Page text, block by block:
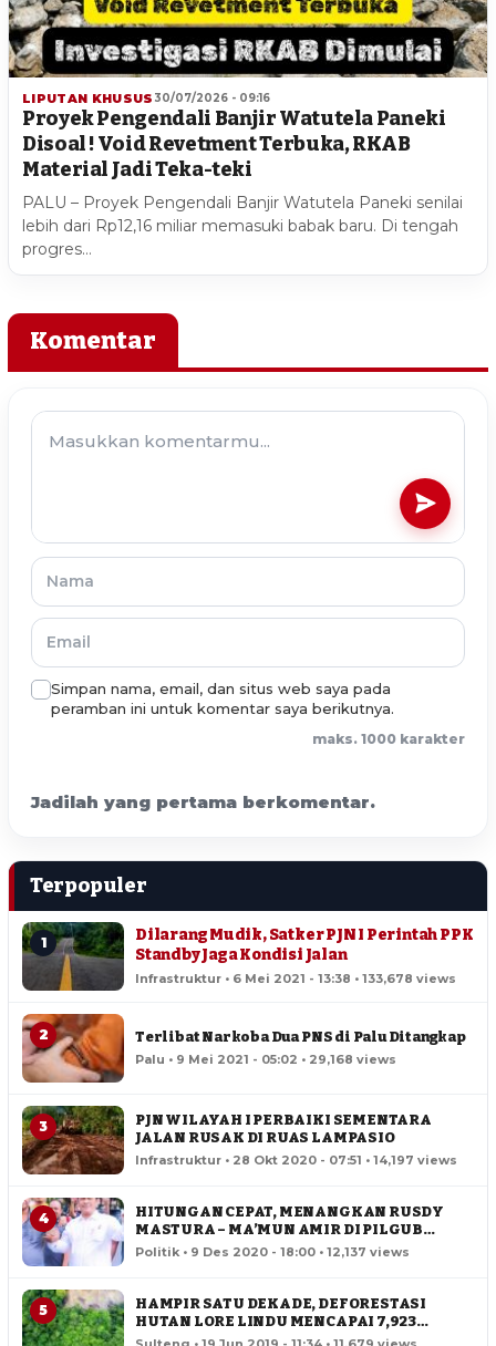
LIPUTAN KHUSUS 30/07/2026 - 09:16
Proyek Pengendali Banjir Watutela Paneki
Disoal ! Void Revetment Terbuka, RKAB
Material Jadi Teka-teki
PALU – Proyek Pengendali Banjir Watutela Paneki senilai
lebih dari Rp12,16 miliar memasuki babak baru. Di tengah
progres…
Komentar
Simpan nama, email, dan situs web saya pada
peramban ini untuk komentar saya berikutnya.
maks. 1000 karakter
Jadilah yang pertama berkomentar.
Terpopuler
1
Dilarang Mudik, Satker PJN I Perintah PPK
Standby Jaga Kondisi Jalan
Infrastruktur • 6 Mei 2021 - 13:38 • 133,678 views
2 Terlibat Narkoba Dua PNS di Palu Ditangkap
Palu • 9 Mei 2021 - 05:02 • 29,168 views
3
PJN WILAYAH I PERBAIKI SEMENTARA
JALAN RUSAK DI RUAS LAMPASIO
Infrastruktur • 28 Okt 2020 - 07:51 • 14,197 views
4
HITUNGAN CEPAT, MENANGKAN RUSDY
MASTURA – MA’MUN AMIR DI PILGUB
SULTENG
Politik • 9 Des 2020 - 18:00 • 12,137 views
5
HAMPIR SATU DEKADE, DEFORESTASI
HUTAN LORE LINDU MENCAPAI 7,923
HEKTAR